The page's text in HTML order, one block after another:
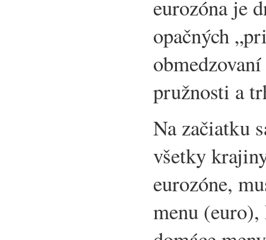
eurozóna je
opačných
pružnosti a
Na začiatku
všetky
eurozóne,
menu